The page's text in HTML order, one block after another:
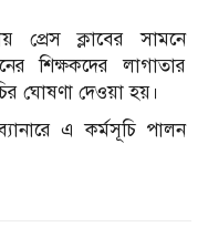
ক্লাবের সামনে
শিক্ষকদের লাগাতার
ঘোষণা দেওয়া হয়।
এ কর্মসূচি পালন